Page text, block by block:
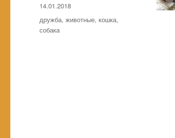
Опубликовано
14.01.2018
Метки
дружба,животные, кошка,
собака